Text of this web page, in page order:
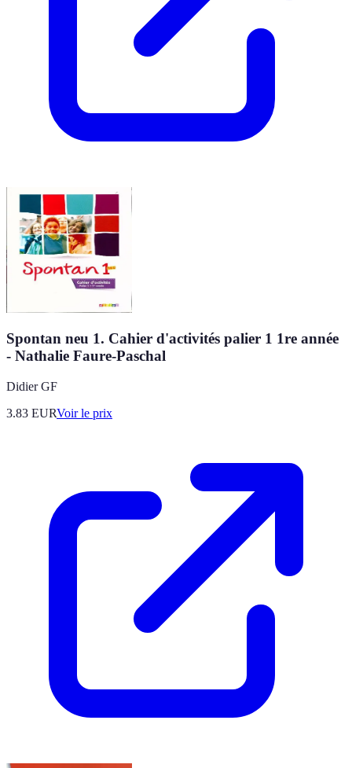
Spontan neu 1. Cahier d'activités palier 1 1re année
- Nathalie Faure-Paschal
Didier GF
3.83 EURVoir le prix